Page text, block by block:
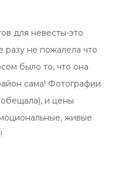
для невесты-это
не пожалела что
было то, что она
сама! Фотографии
и цены
живые